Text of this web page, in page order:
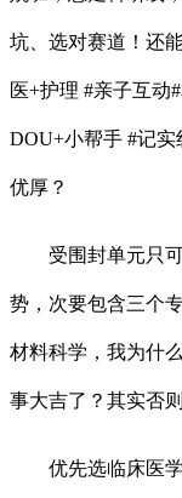
坑、选对赛道！还
医+护理 #亲子互动
DOU+小帮手 #记
优厚？
受围封单元只可
势，次要包含三个
材料科学，我为什
事大吉了？其实否
优先选临床医学